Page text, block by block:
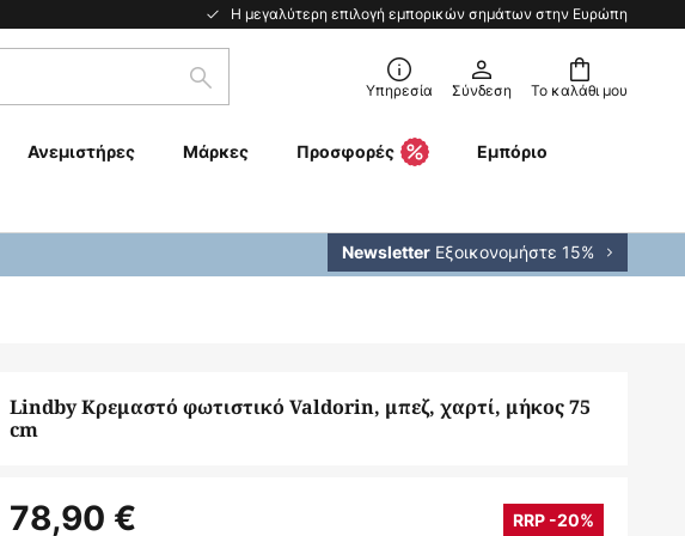
Η μεγαλύτερη επιλογή εμπορικών σημάτων στην Ευρώπη
Το καλάθι μου
Αναζήτηση Υπηρεσία Σύνδεση
Ανεμιστήρες Μάρκες Προσφορές Εμπόριο
Newsletter Εξοικονομήστε 15%
Lindby Κρεμαστό φωτιστικό Valdorin, μπεζ, χαρτί, μήκος 75
cm
78,90 € RRP -20%